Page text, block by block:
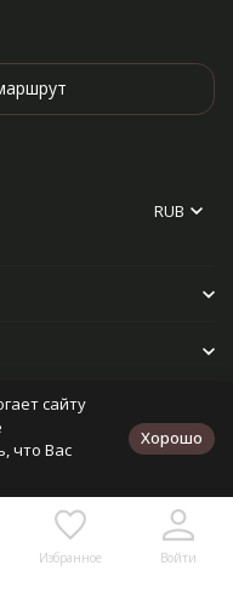
Избранное Войти
RUB
сайту
что Вас
Хорошо